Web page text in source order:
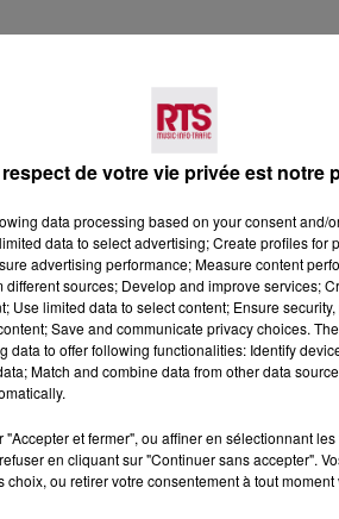
bien souvent plus tôt.
de la Fontaine (balade et expo
Parc Rouaix (atelier cuisine
Complexe culturel.
Parc municipal.
de-Mer, Place Joseph Aubin
– Pouzols-Minervois, Clairière.
Place de la Libération.
Parc des Platanes.
d'Aude, Jardin municipal.
Narbonne.
de votre vie privée est notre
data processing based on your consent and/
data to select advertising; Create profiles for
advertising performance; Measure content
different sources; Develop and improve services;
Use limited data to select content; Ensure
Save and communicate privacy choices.
data to offer following functionalities: Identify
Match and combine data from other data
et fermer", ou affiner en sélectionnant
en cliquant sur "Continuer sans accepter".
choix, ou retirer votre consentement à tout